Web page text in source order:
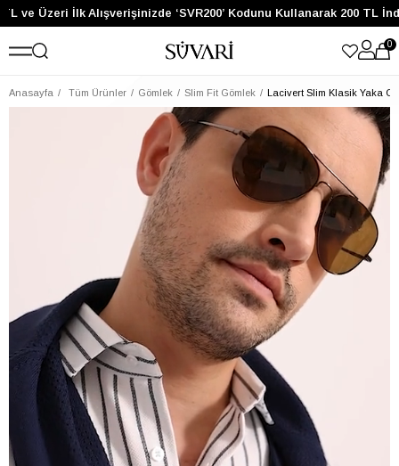
ve Üzeri İlk Alışverişinizde ‘SVR200’ Kodunu Kullanarak 200 TL
0
Anasayfa Tüm Ürünler Gömlek Slim Fit Gömlek Lacivert Slim Klasik Yaka